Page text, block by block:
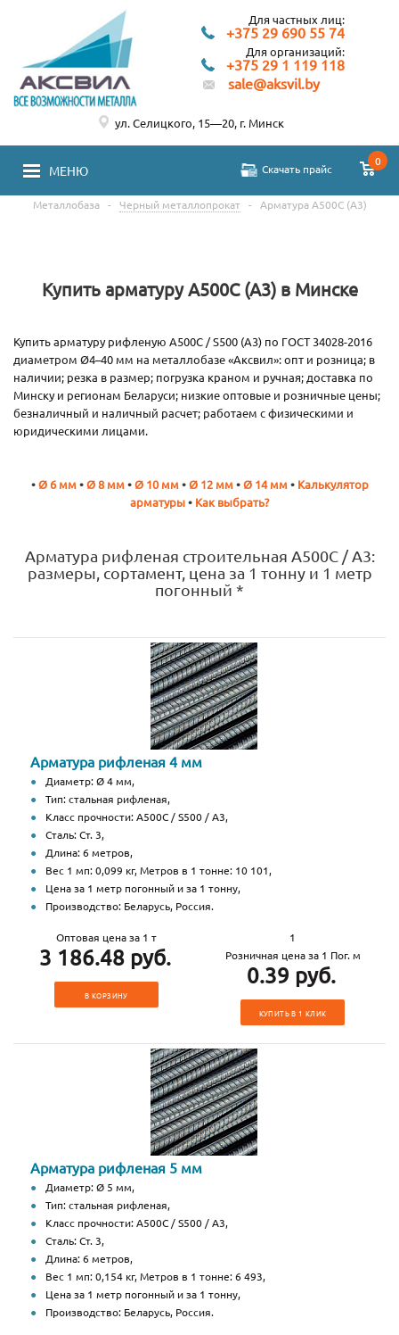
Для частных лиц:
+375 29 690 55 74
Для организаций:
+375 29 1 119 118
sale@aksvil.by
МЕНЮ Скачать прайс
0
ул. Селицкого, 15—20, г. Минск
Металлобаза - Черный металлопрокат - Арматура А500С (А3)
Купить арматуру А500С (А3) в Минске
Купить арматуру рифленую А500С / S500 (А3) по ГОСТ 34028-2016
диаметром Ø4–40 мм на металлобазе «Аксвил»: опт и розница; в
наличии; резка в размер; погрузка краном и ручная; доставка по
Минску и регионам Беларуси; низкие оптовые и розничные цены;
безналичный и наличный расчет; работаем с физическими и
юридическими лицами.
•Ø 6 мм •Ø 8 мм •Ø 10 мм •Ø 12 мм •Ø 14 мм • Калькулятор
арматуры• Как выбрать?
Арматура рифленая строительная А500С / А3:
размеры, сортамент, цена за 1 тонну и 1 метр
погонный *
Арматура рифленая 4 мм
Диаметр: Ø 4 мм,
Тип: стальная рифленая,
Класс прочности: А500С / S500 / А3,
Сталь: Ст. 3,
Длина: 6 метров,
Вес 1 мп: 0,099 кг, Метров в 1 тонне: 10 101,
Цена за 1 метр погонный и за 1 тонну,
Производство: Беларусь, Россия.
Оптовая цена за 1 т
3 186.48 руб.
В КОРЗИНУ
1
Розничная цена за 1 Пог. м
0.39 руб.
КУПИТЬ В 1 КЛИК
Арматура рифленая 5 мм
Диаметр: Ø 5 мм,
Тип: стальная рифленая,
Класс прочности: А500С / S500 / А3,
Сталь: Ст. 3,
Длина: 6 метров,
Вес 1 мп: 0,154 кг, Метров в 1 тонне: 6 493,
Цена за 1 метр погонный и за 1 тонну,
Производство: Беларусь, Россия.